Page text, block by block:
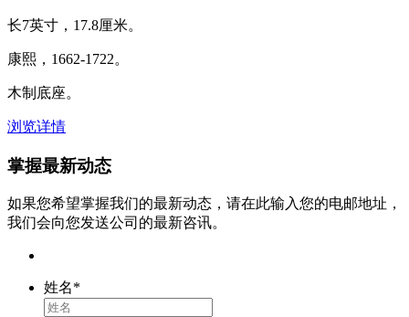
长7英寸，17.8厘米。
康熙，1662-1722。
木制底座。
浏览详情
掌握最新动态
如果您希望掌握我们的最新动态，请在此输入您的电邮地址，
我们会向您发送公司的最新咨讯。
姓名*